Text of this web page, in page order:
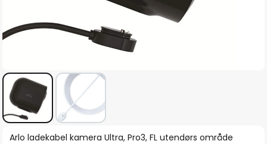
Gå
Arlo ladekabel kamera Ultra, Pro3, FL utendørs område